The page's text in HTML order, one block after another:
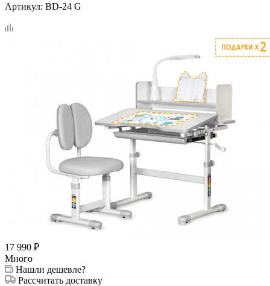
Артикул: BD-24 G
17 990 ₽
Много
Нашли дешевле?
Рассчитать доставку